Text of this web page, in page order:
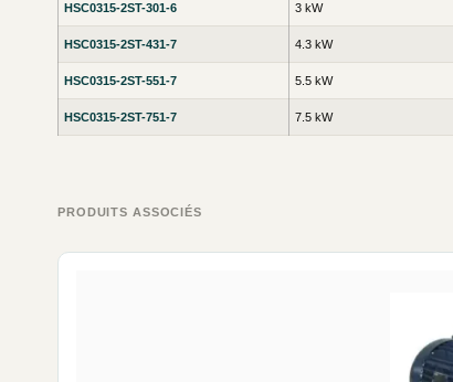
HSC0315-2ST-301-6 3 kW
HSC0315-2ST-431-7 4.3 kW
HSC0315-2ST-551-7 5.5 kW
HSC0315-2ST-751-7 7.5 kW
PRODUITS ASSOCIÉS